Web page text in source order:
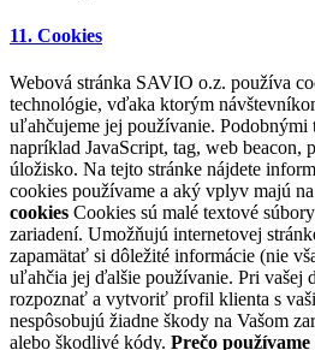
11. Cookies
Webová stránka SAVIO o.z. používa
technológie, vďaka ktorým
uľahčujeme jej používanie. Podobnými
napríklad JavaScript, tag, web
úložisko. Na tejto stránke nájdete
cookies používame a aký vplyv majú
cookies Cookies sú malé textové
zariadení. Umožňujú internetovej
zapamätať si dôležité informácie (nie
uľahčia jej ďalšie používanie. Pri vašej
rozpoznať a vytvoriť profil klienta s
nespôsobujú žiadne škody na Vašom
alebo škodlivé kódy. Prečo používame